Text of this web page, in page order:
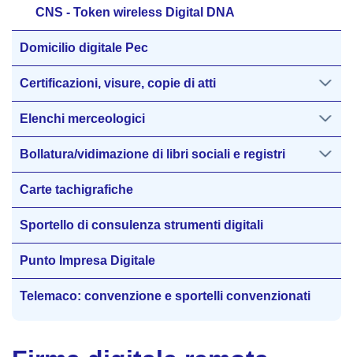
CNS - Token wireless Digital DNA
Domicilio digitale Pec
Certificazioni, visure, copie di atti
Elenchi merceologici
Bollatura/vidimazione di libri sociali e registri
Carte tachigrafiche
Sportello di consulenza strumenti digitali
Punto Impresa Digitale
Telemaco: convenzione e sportelli convenzionati